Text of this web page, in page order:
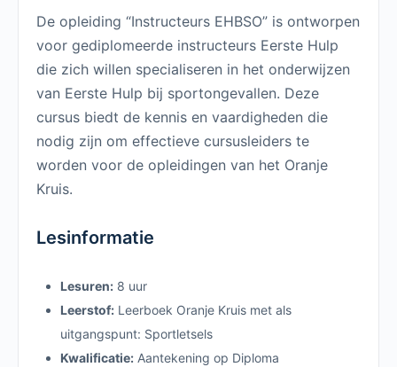
De opleiding “Instructeurs EHBSO” is ontworpen
voor gediplomeerde instructeurs Eerste Hulp
die zich willen specialiseren in het onderwijzen
van Eerste Hulp bij sportongevallen. Deze
cursus biedt de kennis en vaardigheden die
nodig zijn om effectieve cursusleiders te
worden voor de opleidingen van het Oranje
Kruis.
Lesinformatie
Lesuren: 8 uur
Leerstof: Leerboek Oranje Kruis met als
uitgangspunt: Sportletsels
Kwalificatie: Aantekening op Diploma